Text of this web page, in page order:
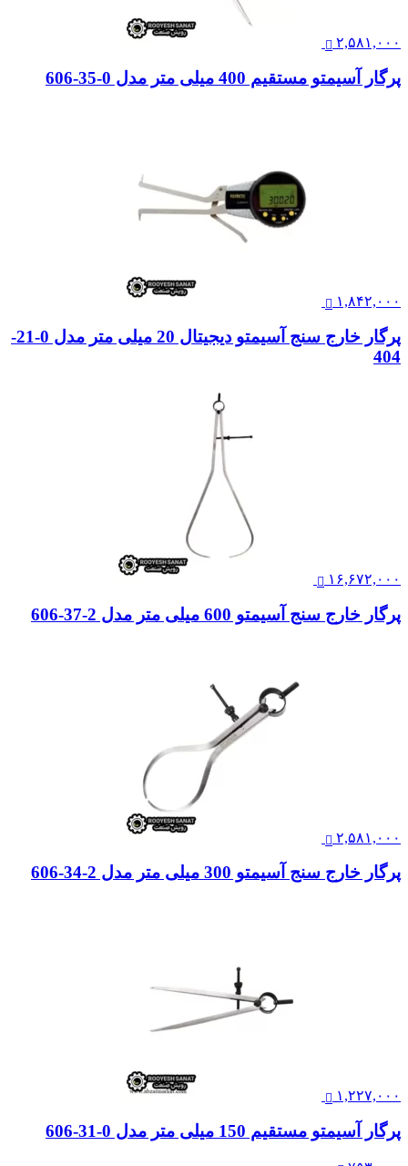
۲,۵۸۱,۰۰۰
پرگار آسیمتو مستقیم 400 میلی متر مدل 0-35-606
۱,۸۴۲,۰۰۰
پرگار خارج سنج آسیمتو دیجیتال 20 میلی متر مدل 0-21-
404
۱۶,۶۷۲,۰۰۰
پرگار خارج سنج آسیمتو 600 میلی متر مدل 2-37-606
۲,۵۸۱,۰۰۰
پرگار خارج سنج آسیمتو 300 میلی متر مدل 2-34-606
۱,۲۲۷,۰۰۰
پرگار آسیمتو مستقیم 150 میلی متر مدل 0-31-606